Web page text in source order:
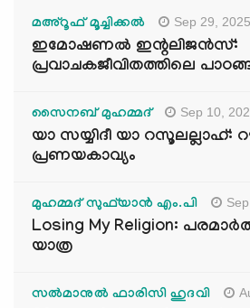
മഅ്റൂഫ് മൂച്ചിക്കല്‍ Sep 29, 2025
ഇമോഷണൽ ഇന്റലിജൻസ്:
പ്രവാചകജീവിതത്തിലെ
സൈനബ് മുഹമ്മദ് Sep 10,
യാ സയ്യിദീ യാ റസൂലല്ലാഹ്:
പ്രണയകാവ്യം
മുഹമ്മദ് സുഫ്‌യാൻ എം.പി
Losing My Religion:
യാത്ര
സൽമാനുൽ ഫാരിസി ഹുദവി